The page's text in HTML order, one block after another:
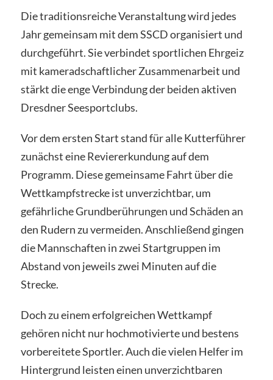
Die traditionsreiche Veranstaltung wird jedes
Jahr gemeinsam mit dem SSCD organisiert und
durchgeführt. Sie verbindet sportlichen Ehrgeiz
mit kameradschaftlicher Zusammenarbeit und
stärkt die enge Verbindung der beiden aktiven
Dresdner Seesportclubs.
Vor dem ersten Start stand für alle Kutterführer
zunächst eine Reviererkundung auf dem
Programm. Diese gemeinsame Fahrt über die
Wettkampfstrecke ist unverzichtbar, um
gefährliche Grundberührungen und Schäden an
den Rudern zu vermeiden. Anschließend gingen
die Mannschaften in zwei Startgruppen im
Abstand von jeweils zwei Minuten auf die
Strecke.
Doch zu einem erfolgreichen Wettkampf
gehören nicht nur hochmotivierte und bestens
vorbereitete Sportler. Auch die vielen Helfer im
Hintergrund leisten einen unverzichtbaren